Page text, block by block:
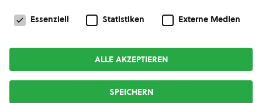
Copyright © 2026bio austria
Datenschutzeinstellungen
Essenziell Statistiken Externe Medien
ALLE AKZEPTIEREN
SPEICHERN